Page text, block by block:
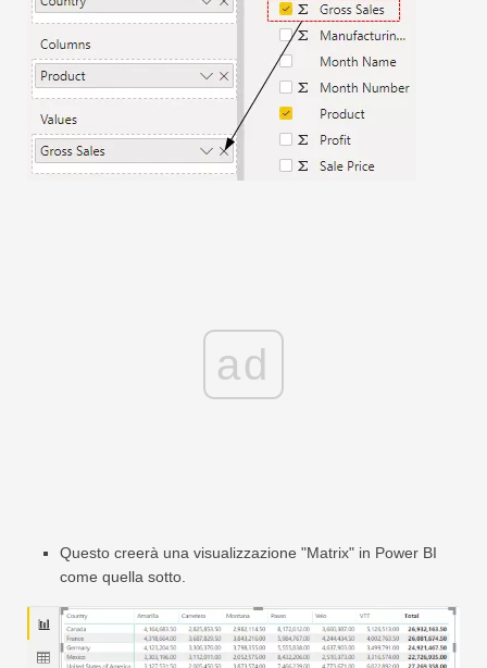
ad
Questo creerà una visualizzazione "Matrix" in Power BI
come quella sotto.